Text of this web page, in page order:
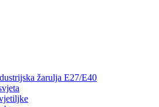
žarulja E27/E40